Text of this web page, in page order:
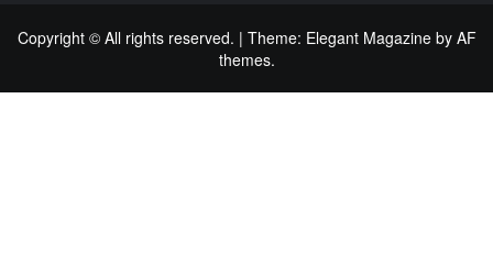
Copyright © All rights reserved. | Theme: Elegant Magazineby AF
themes.